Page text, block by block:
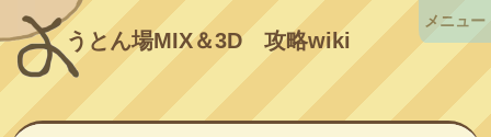
うとん場MIX＆3D攻略wiki
メニュー